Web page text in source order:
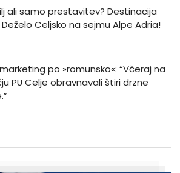
ali samo prestavitev? Destinacija
Celjsko na sejmu Alpe Adria!
po »romunsko«: “Včeraj na
PU Celje obravnavali štiri drzne